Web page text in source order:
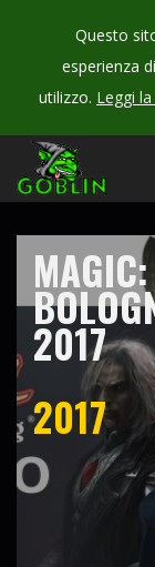
Questo
esperienza
utilizzo. Leggi
2017
2017